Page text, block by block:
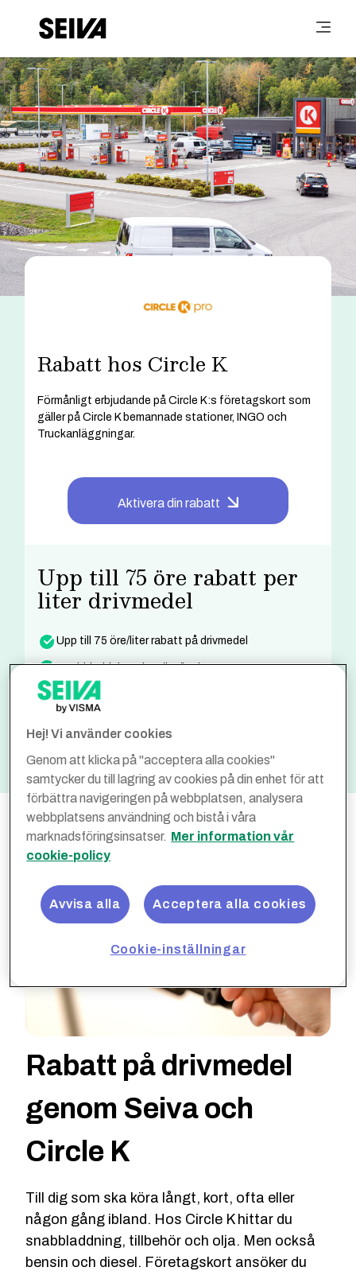
Rabatt hos Circle K
Förmånligt erbjudande på Circle K:s företagskort som
gäller på Circle K bemannade stationer, INGO och
Truckanläggningar.
Aktivera din rabatt
Upp till 75 öre rabatt per
liter drivmedel
Upp till 75 öre/liter rabatt på drivmedel
Snabbladdning el 20 öre/kWh
Spara
Optimera
Rabatt på drivmedel
genom Seiva och
Circle K
Till dig som ska köra långt, kort, ofta eller
någon gång ibland. Hos Circle K hittar du
snabbladdning, tillbehör och olja. Men också
bensin och diesel. Företagskort ansöker du
Hej! Vi använder cookies
Genom att klicka på "acceptera alla cookies"
samtycker du till lagring av cookies på din enhet för att
förbättra navigeringen på webbplatsen, analysera
webbplatsens användning och bistå i våra
marknadsföringsinsatser. Mer information vår
cookie-policy
Avvisa alla Acceptera alla cookies
Cookie-inställningar